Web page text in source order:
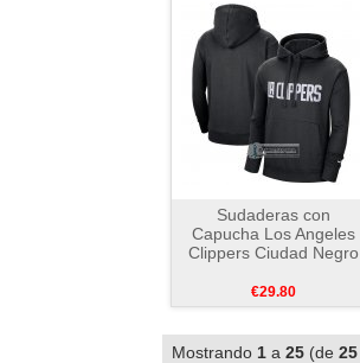
Sudaderas con
Capucha Los Angeles
Clippers Ciudad Negro
€29.80
Mostrando 1 a 25 (de 25